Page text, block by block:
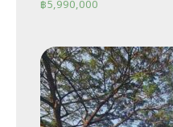
฿5,990,000